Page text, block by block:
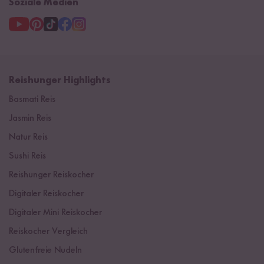
Soziale Medien
Reishunger Highlights
Basmati Reis
Jasmin Reis
Natur Reis
Sushi Reis
Reishunger Reiskocher
Digitaler Reiskocher
Digitaler Mini Reiskocher
Reiskocher Vergleich
Glutenfreie Nudeln